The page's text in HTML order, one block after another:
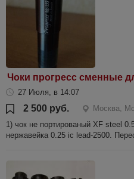
Чоки прогресс сменные
27 Июля, в 14:07
2 500 руб.
Москва,
1) чок не портированый XF steel
нержавейка 0.25 ic lead-2500.